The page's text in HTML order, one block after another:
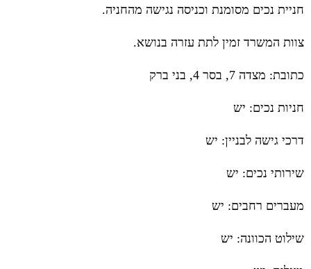
חניית נכים מסומנת וכניסה נגישה מהחניה.
צוות המשרד זמין לתת עזרה בנושא.
כתובת: מצדה 7, בסר 4, בני ברק
חניות נכים: יש
דרכי גישה לבניין: יש
שירותי נכים: יש
מעברים רחבים: יש
שילוט הכוונה: יש